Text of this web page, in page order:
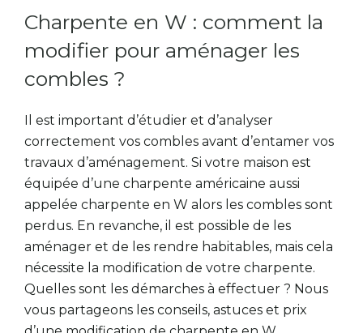
Charpente en W : comment la
modifier pour aménager les
combles ?
Il est important d’étudier et d’analyser
correctement vos combles avant d’entamer vos
travaux d’aménagement. Si votre maison est
équipée d’une charpente américaine aussi
appelée charpente en W alors les combles sont
perdus. En revanche, il est possible de les
aménager et de les rendre habitables, mais cela
nécessite la modification de votre charpente.
Quelles sont les démarches à effectuer ? Nous
vous partageons les conseils, astuces et prix